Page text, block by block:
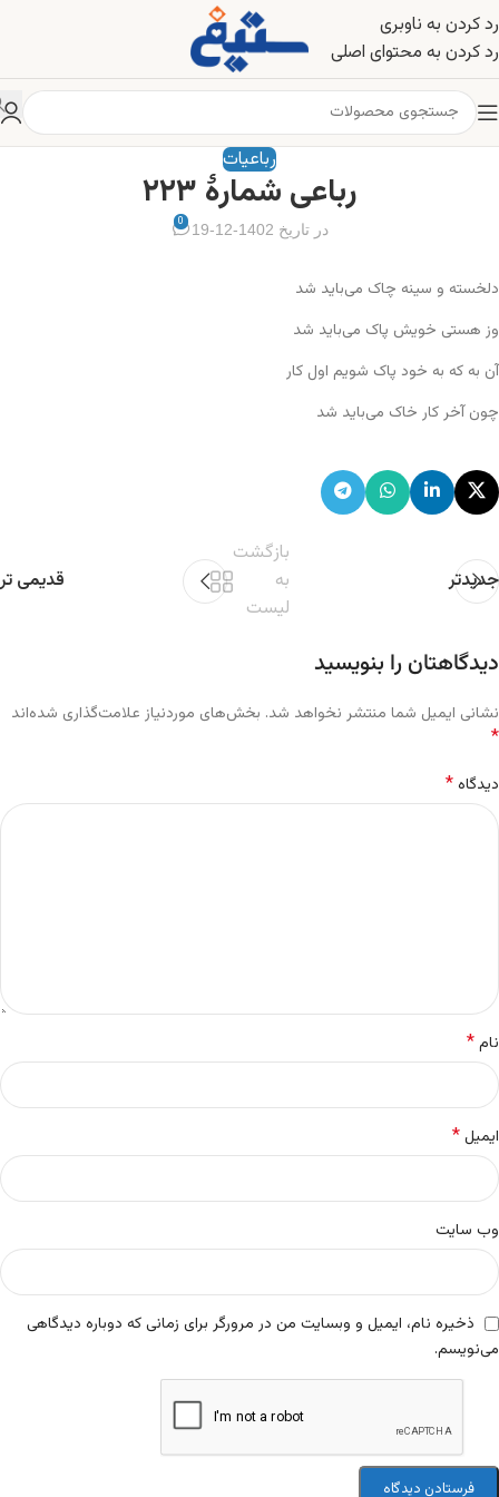
رد کردن به ناوبری
رد کردن به محتوای اصلی
رباعیات
رباعی شمارهٔ ۲۲۳
در تاریخ 1402-12-19 0
دلخسته و سینه چاک می‌باید شد
وز هستی خویش پاک می‌باید شد
آن به که به خود پاک شویم اول کار
چون آخر کار خاک می‌باید شد
جدیدتر
بازگشت
به
لیست
قدیمی تر
دیدگاهتان را بنویسید
نشانی ایمیل شما منتشر نخواهد شد. بخش‌های موردنیاز علامت‌گذاری شده‌اند
*
دیدگاه*
نام*
ایمیل*
وب‌ سایت
ذخیره نام، ایمیل و وبسایت من در مرورگر برای زمانی که دوباره دیدگاهی
می‌نویسم.